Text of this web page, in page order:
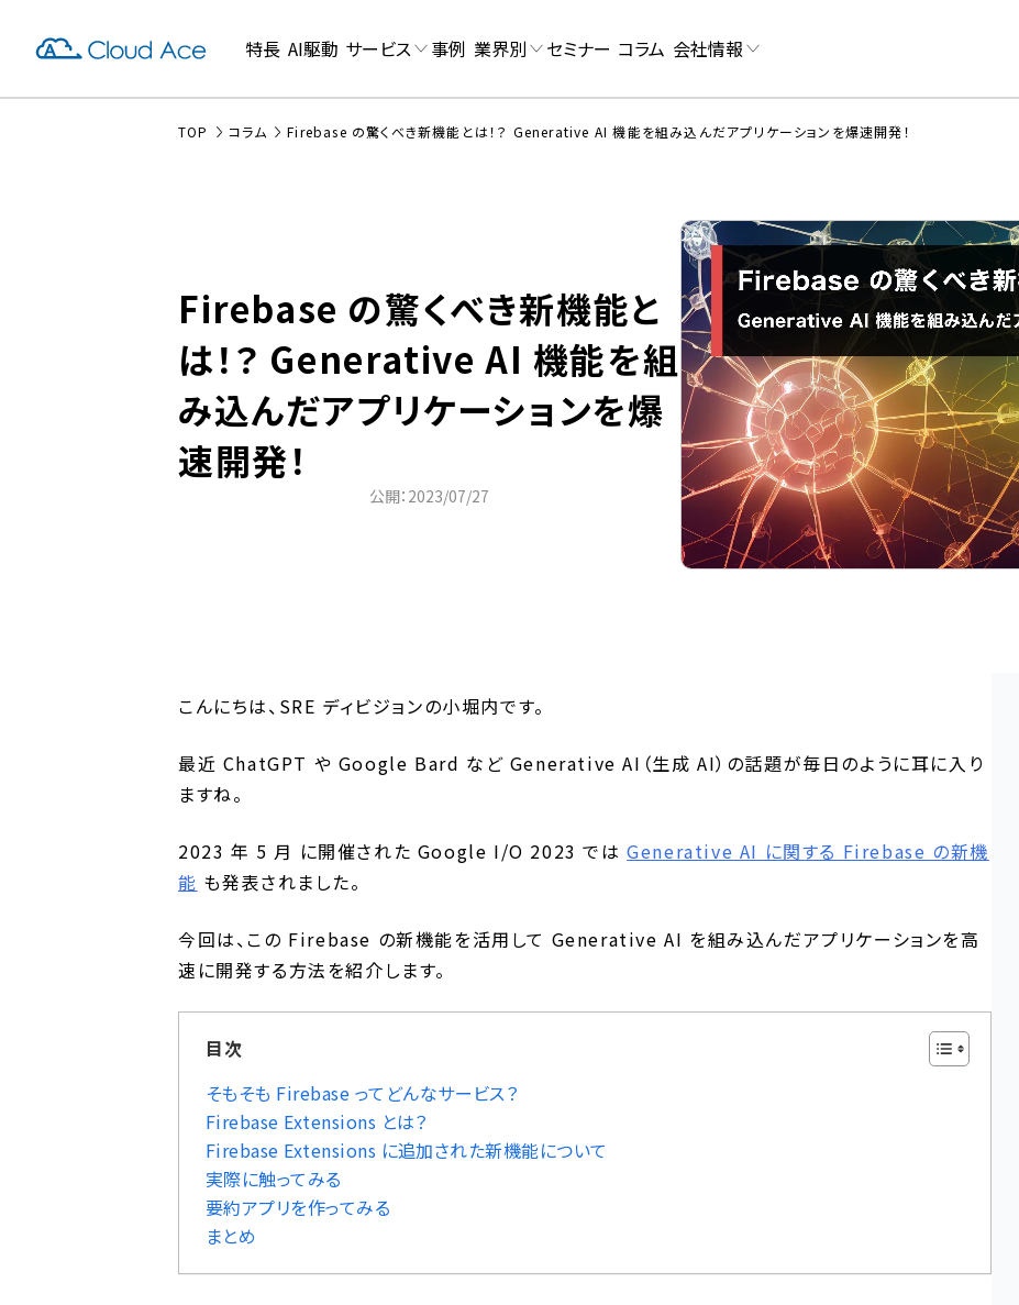
特長 AI駆動 サービス 事例 業界別 セミナー コラム 会社情報
TOP コラム Firebase の驚くべき新機能とは！？ Generative AI 機能を組み込んだアプリケーションを爆速開発！
Firebase の驚くべき新機能と
は！？ Generative AI 機能を組
み込んだアプリケーションを爆
速開発！
公開：2023/07/27
こんにちは、SRE ディビジョンの小堀内です。
最近 ChatGPT や Google Bard など Generative AI（生成 AI）の話題が毎日のように耳に入り
ますね。
2023 年 5 月 に開催された Google I/O 2023 ではGenerative AI に関する Firebase の新機
能 も発表されました。
今回は、この Firebase の新機能を活用して Generative AI を組み込んだアプリケーションを高
速に開発する方法を紹介します。
目次
そもそも Firebase ってどんなサービス？
Firebase Extensions とは？
Firebase Extensions に追加された新機能について
実際に触ってみる
要約アプリを作ってみる
まとめ